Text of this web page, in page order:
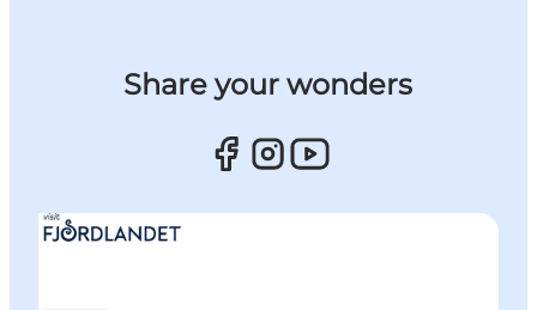
Share your wonders